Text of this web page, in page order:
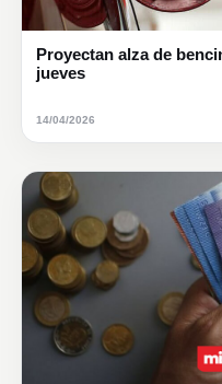
Proyectan alza de
jueves
14/04/2026